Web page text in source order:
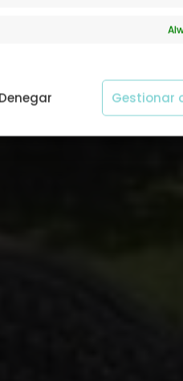
Identificación de
detectar fraudes, y
publicidad y
Denegar Gestionar